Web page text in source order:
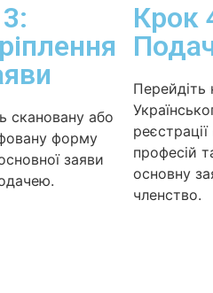
скановану або
форму
заяви
Крок
Перейдіть
професій
основну
членство.